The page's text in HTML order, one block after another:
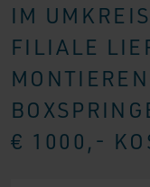
IM
FILIALE
€ 1000,-